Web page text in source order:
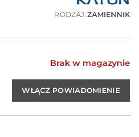
RODZAJ: ZAMIENNIK
Brak w magazynie